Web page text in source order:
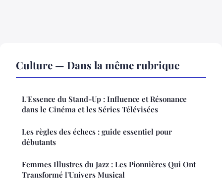
Culture — Dans la même rubrique
L'Essence du Stand-Up : Influence et Résonance
dans le Cinéma et les Séries Télévisées
Les règles des échecs : guide essentiel pour
débutants
Femmes Illustres du Jazz : Les Pionnières Qui Ont
Transformé l'Univers Musical